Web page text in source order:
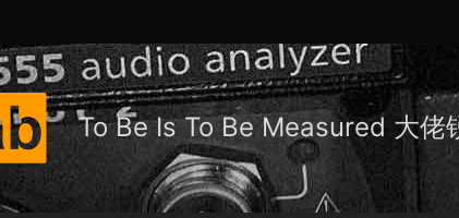
To Be Is To Be Measured 大佬